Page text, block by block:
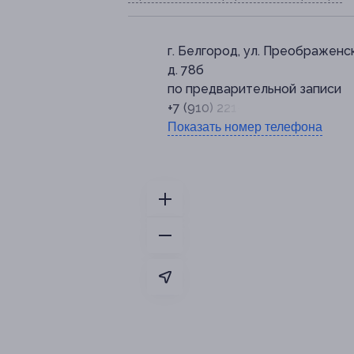
г. Белгород, ул.
д. 78б
по предварительной записи
+7 (910) 221-99-85
Показать номер телефона